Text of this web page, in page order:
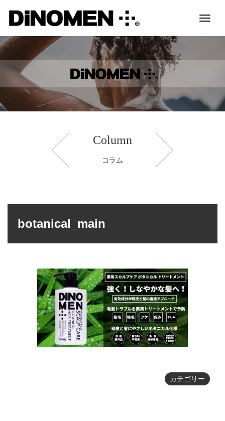
Toggle
Column
コラム
botanical_main
カテゴリー